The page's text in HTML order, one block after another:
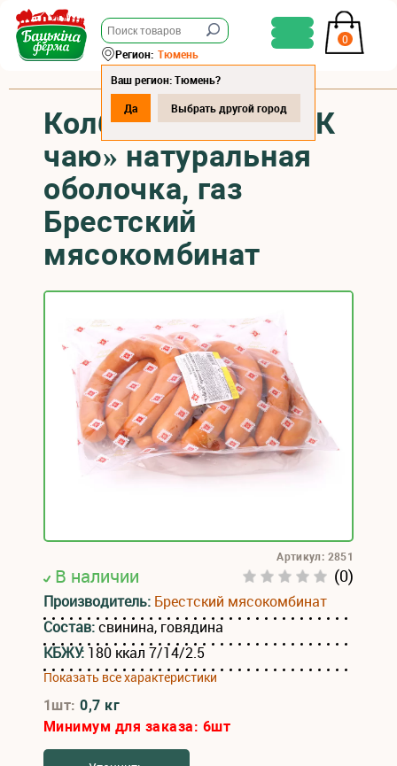
0
Регион: Тюмень
Ваш регион: Тюмень?
Да
Выбрать другой город
Колбаса варёная «К
чаю» натуральная
оболочка, газ
Брестский
мясокомбинат
В наличии (0)
Артикул: 2851
Производитель: Брестский мясокомбинат
Состав:свинина, говядина
КБЖУ: 180 ккал 7/14/2.5
Показать все характеристики
1шт:0,7 кг
Минимум для заказа: 6шт